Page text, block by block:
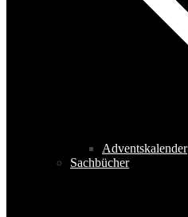
Adventskalender
Sachbücher